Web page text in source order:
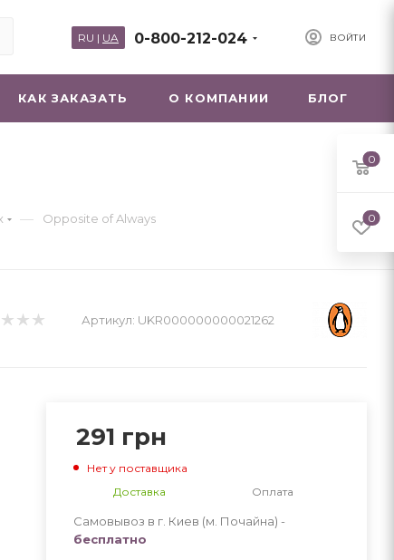
ВОЙТИ
0-800-212-024
RU | UA
КАК ЗАКАЗАТЬ О КОМПАНИИ БЛОГ
— Opposite of Always
Артикул: UKR000000000021262
291 грн
Нет у поставщика
Доставка
Оплата
Самовывоз в г. Киев (м. Почайна) -
бесплатно
0
0